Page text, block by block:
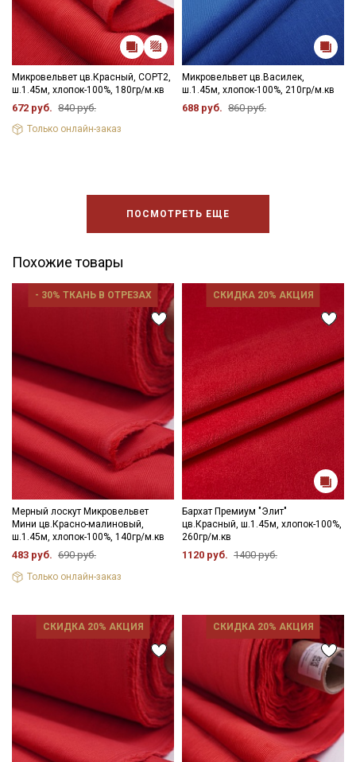
Микровельвет цв.Красный, СОРТ2,
ш.1.45м, хлопок-100%, 180гр/м.кв
672 руб. 840 руб.
Только онлайн-заказ
Микровельвет цв.Василек,
ш.1.45м, хлопок-100%, 210гр/м.кв
688 руб. 860 руб.
ПОСМОТРЕТЬ ЕЩЕ
Похожие товары
- 30% ТКАНЬ В ОТРЕЗАХ
Мерный лоскут Микровельвет
Мини цв.Красно-малиновый,
ш.1.45м, хлопок-100%, 140гр/м.кв
483 руб. 690 руб.
Только онлайн-заказ
СКИДКА 20% АКЦИЯ
Бархат Премиум "Элит"
цв.Красный, ш.1.45м, хлопок-100%,
260гр/м.кв
1120 руб. 1400 руб.
СКИДКА 20% АКЦИЯ СКИДКА 20% АКЦИЯ
Электронная почта
Подписаться
Согласие на получение рекламных и
информационных рассылок